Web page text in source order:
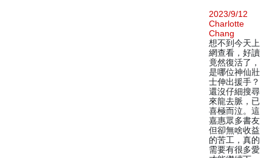
2023/9/12
Charlotte
Chang
想不到今天上
網查看，好讀
竟然復活了，
是哪位神仙壯
士伸出援手？
還沒仔細搜尋
來龍去脈，已
喜極而泣。這
嘉惠眾多書友
但卻無啥收益
的苦工，真的
需要有很多愛